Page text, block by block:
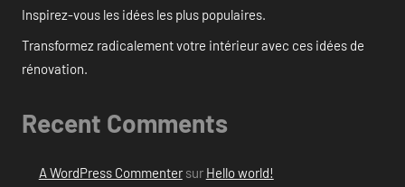
Inspirez-vous les idées les plus populaires.
Transformez radicalement votre intérieur avec ces idées de
rénovation.
Recent Comments
A WordPress Commentersur Hello world!